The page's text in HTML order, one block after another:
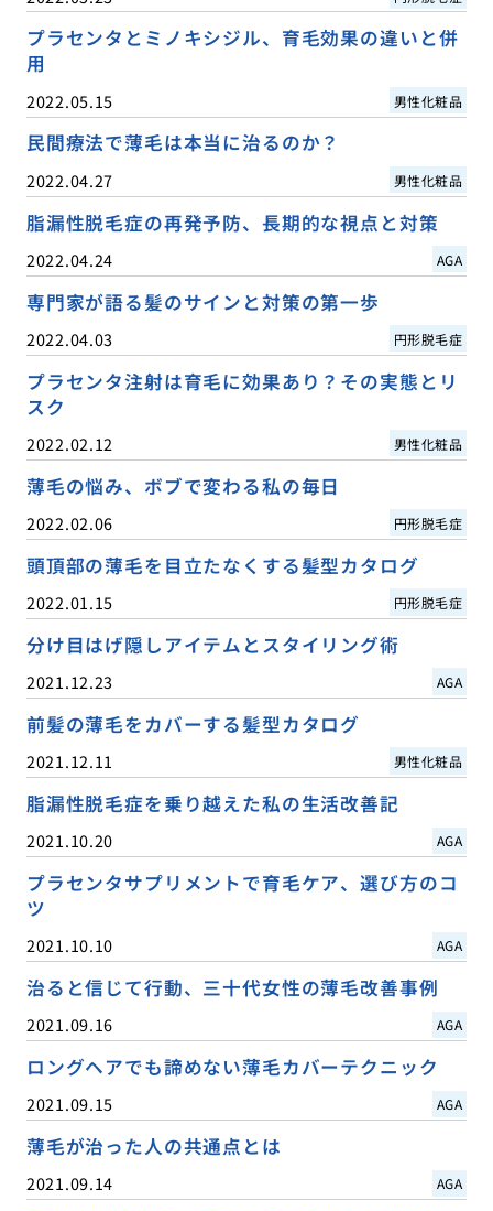
プラセンタとミノキシジル、育毛効果の違いと併
用
2022.05.15 男性化粧品
民間療法で薄毛は本当に治るのか？
2022.04.27 男性化粧品
脂漏性脱毛症の再発予防、長期的な視点と対策
2022.04.24 AGA
専門家が語る髪のサインと対策の第一歩
2022.04.03 円形脱毛症
プラセンタ注射は育毛に効果あり？その実態とリ
スク
2022.02.12 男性化粧品
薄毛の悩み、ボブで変わる私の毎日
2022.02.06 円形脱毛症
頭頂部の薄毛を目立たなくする髪型カタログ
2022.01.15 円形脱毛症
分け目はげ隠しアイテムとスタイリング術
2021.12.23 AGA
前髪の薄毛をカバーする髪型カタログ
2021.12.11 男性化粧品
脂漏性脱毛症を乗り越えた私の生活改善記
2021.10.20 AGA
プラセンタサプリメントで育毛ケア、選び方のコ
ツ
2021.10.10 AGA
治ると信じて行動、三十代女性の薄毛改善事例
2021.09.16 AGA
ロングヘアでも諦めない薄毛カバーテクニック
2021.09.15 AGA
薄毛が治った人の共通点とは
2021.09.14 AGA